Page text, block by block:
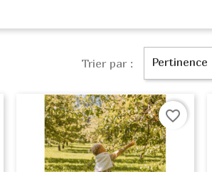
Trier par : Pertinence
favorite_border